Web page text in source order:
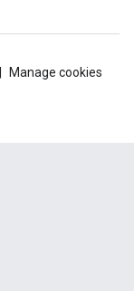
Manage cookies